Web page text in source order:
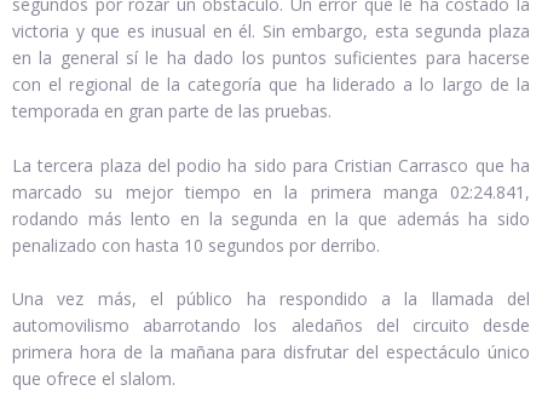
segundos por rozar un obstáculo. Un error que le ha costado la
victoria y que es inusual en él. Sin embargo, esta segunda plaza
en la general sí le ha dado los puntos suficientes para hacerse
con el regional de la categoría que ha liderado a lo largo de la
temporada en gran parte de las pruebas.
La tercera plaza del podio ha sido para Cristian Carrasco que ha
marcado su mejor tiempo en la primera manga 02:24.841,
rodando más lento en la segunda en la que además ha sido
penalizado con hasta 10 segundos por derribo.
Una vez más, el público ha respondido a la llamada del
automovilismo abarrotando los aledaños del circuito desde
primera hora de la mañana para disfrutar del espectáculo único
que ofrece el slalom.